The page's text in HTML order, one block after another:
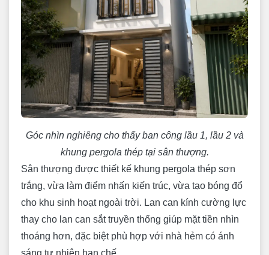
Góc nhìn nghiêng cho thấy ban công lầu 1, lầu 2 và
khung pergola thép tại sân thượng.
Sân thượng được thiết kế khung pergola thép sơn
trắng, vừa làm điểm nhấn kiến trúc, vừa tạo bóng đổ
cho khu sinh hoạt ngoài trời. Lan can kính cường lực
thay cho lan can sắt truyền thống giúp mặt tiền nhìn
thoáng hơn, đặc biệt phù hợp với nhà hẻm có ánh
sáng tự nhiên hạn chế.